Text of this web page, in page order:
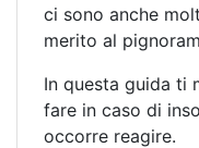
ci sono anche
merito al
In questa guida ti
fare in caso di
occorre reagire.